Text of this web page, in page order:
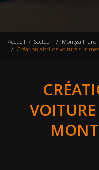
Accueil Secteur
Montgailhard
Création abri de voiture sur